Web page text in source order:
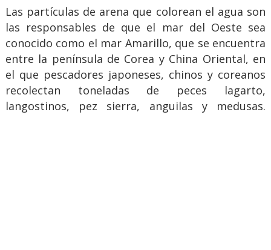
Las partículas de arena que colorean el agua son
las responsables de que el mar del Oeste sea
conocido como el mar Amarillo, que se encuentra
entre la península de Corea y China Oriental, en
el que pescadores japoneses, chinos y coreanos
recolectan toneladas de peces lagarto,
langostinos, pez sierra, anguilas y medusas.